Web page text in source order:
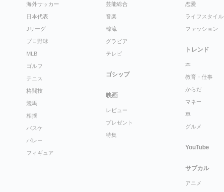
海外サッカー
日本代表
Jリーグ
プロ野球
MLB
ゴルフ
テニス
格闘技
競馬
相撲
バスケ
バレー
フィギュア
芸能総合
音楽
韓流
グラビア
テレビ
ゴシップ
映画
レビュー
プレゼント
特集
恋愛
ライフスタイル
ファッション
トレンド
本
教育・仕事
からだ
マネー
車
グルメ
YouTube
サブカル
アニメ